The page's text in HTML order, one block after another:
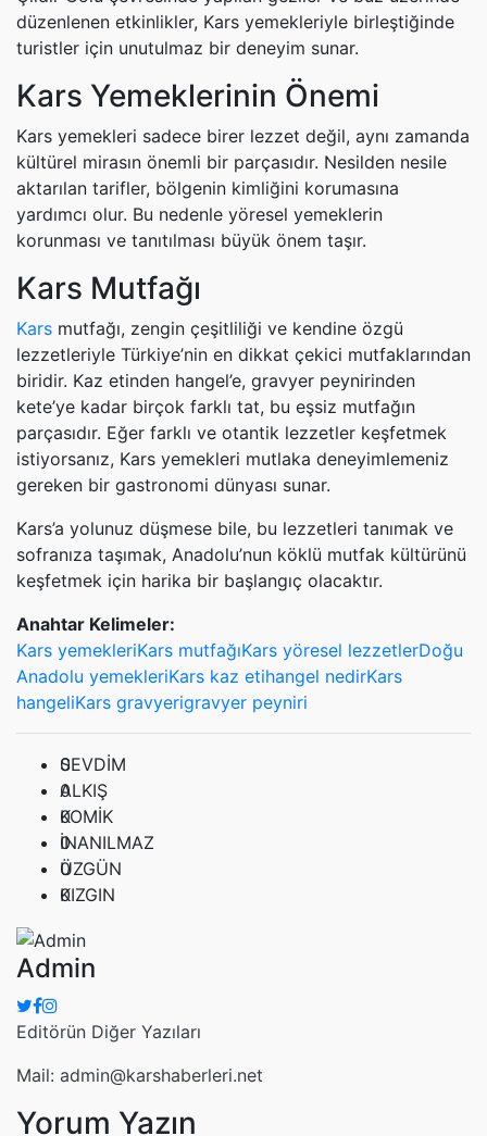
düzenlenen etkinlikler, Kars yemekleriyle birleştiğinde
turistler için unutulmaz bir deneyim sunar.
Kars Yemeklerinin Önemi
Kars yemekleri sadece birer lezzet değil, aynı zamanda
kültürel mirasın önemli bir parçasıdır. Nesilden nesile
aktarılan tarifler, bölgenin kimliğini korumasına
yardımcı olur. Bu nedenle yöresel yemeklerin
korunması ve tanıtılması büyük önem taşır.
Kars Mutfağı
Kars mutfağı, zengin çeşitliliği ve kendine özgü
lezzetleriyle Türkiye’nin en dikkat çekici mutfaklarından
biridir. Kaz etinden hangel’e, gravyer peynirinden
kete’ye kadar birçok farklı tat, bu eşsiz mutfağın
parçasıdır. Eğer farklı ve otantik lezzetler keşfetmek
istiyorsanız, Kars yemekleri mutlaka deneyimlemeniz
gereken bir gastronomi dünyası sunar.
Kars’a yolunuz düşmese bile, bu lezzetleri tanımak ve
sofranıza taşımak, Anadolu’nun köklü mutfak kültürünü
keşfetmek için harika bir başlangıç olacaktır.
Anahtar Kelimeler:
Kars yemekleriKars mutfağıKars yöresel lezzetlerDoğu
Anadolu yemekleriKars kaz etihangel nedirKars
hangeliKars gravyerigravyer peyniri
0
SEVDİM
0
ALKIŞ
0
KOMİK
0
İNANILMAZ
0
ÜZGÜN
0
KIZGIN
Admin
Editörün Diğer Yazıları
Mail: admin@karshaberleri.net
Yorum Yazın